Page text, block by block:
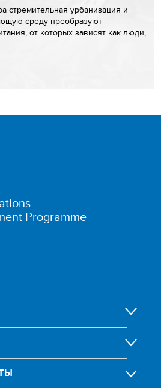
стремительная урбанизация и
среду преобразуют
от которых зависят как люди,
Programme